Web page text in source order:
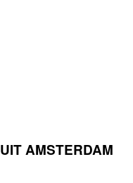
AMSTERDAM